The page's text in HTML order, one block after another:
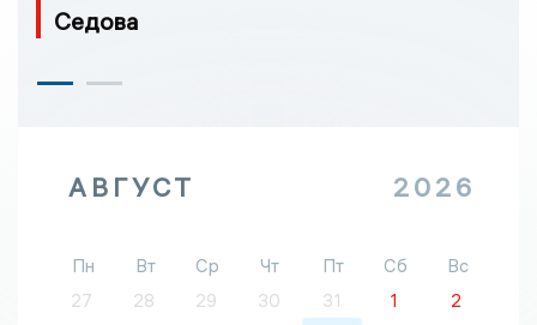
Седова
АВГУСТ 2026
Пн Вт Ср Чт Пт Сб
Вс
27
28 29 30 31 1
2